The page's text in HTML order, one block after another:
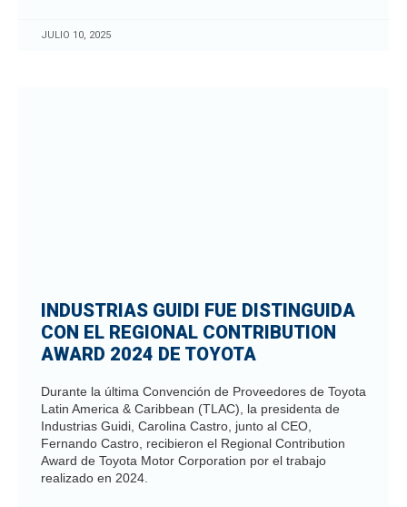
JULIO 10, 2025
INDUSTRIAS GUIDI FUE DISTINGUIDA
CON EL REGIONAL CONTRIBUTION
AWARD 2024 DE TOYOTA
Durante la última Convención de Proveedores de Toyota
Latin America & Caribbean (TLAC), la presidenta de
Industrias Guidi, Carolina Castro, junto al CEO,
Fernando Castro, recibieron el Regional Contribution
Award de Toyota Motor Corporation por el trabajo
realizado en 2024.